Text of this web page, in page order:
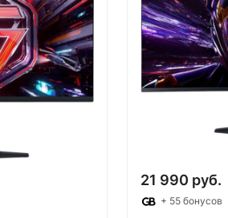
21 990 руб.
+ 55 бонусов